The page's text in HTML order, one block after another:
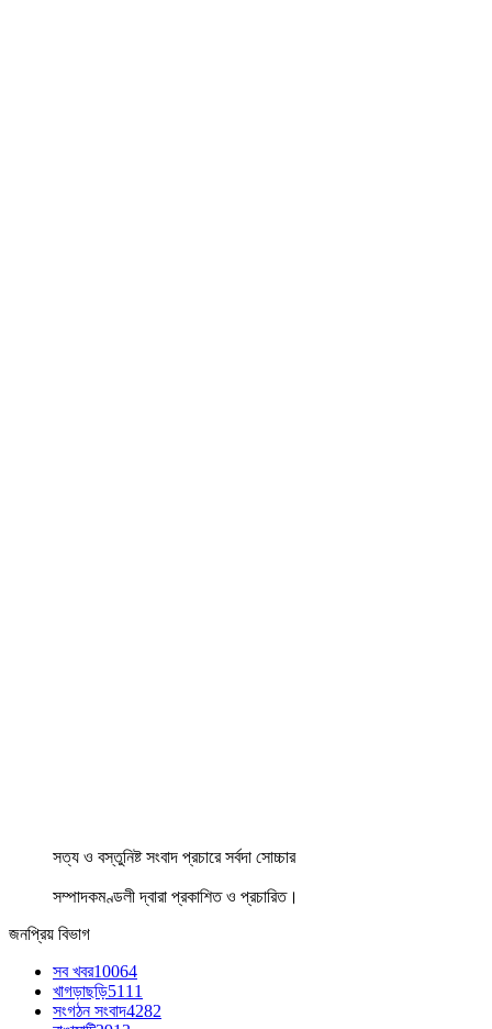
সত্য ও বস্তুনিষ্ট সংবাদ প্রচারে সর্বদা সোচ্চার
সম্পাদকমণ্ডলী দ্বারা প্রকাশিত ও প্রচারিত।
জনপ্রিয় বিভাগ
সব খবর10064
খাগড়াছড়ি5111
সংগঠন সংবাদ4282